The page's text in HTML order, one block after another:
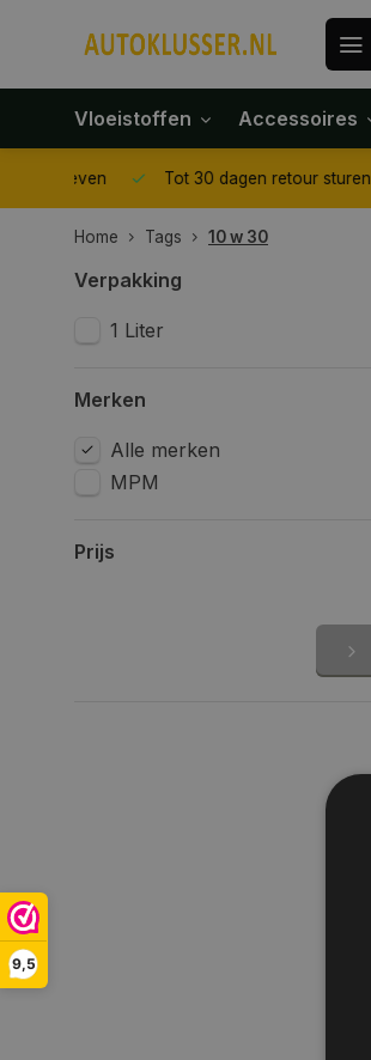
9,5
Vloeistoffen Accessoires
Tot 30 dagen retour sturen.
Home Tags 10 w 30
Verpakking
1 Liter
Merken
Alle merken
MPM
Prijs